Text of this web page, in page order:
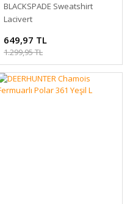
BLACKSPADE Sweatshirt
Lacivert
649,97 TL
1.299,95 TL